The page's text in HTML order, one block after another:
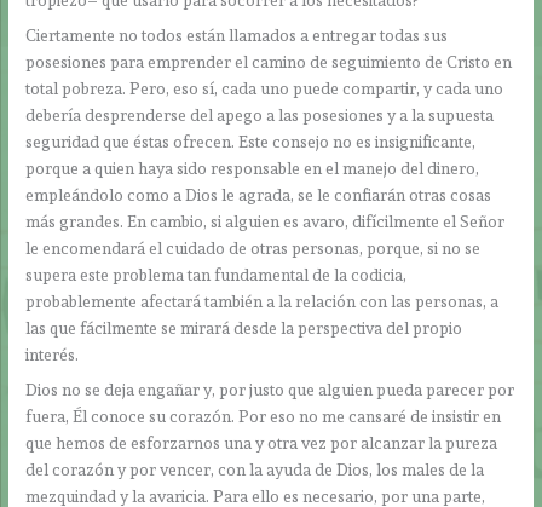
Ciertamente no todos están llamados a entregar todas sus
posesiones para emprender el camino de seguimiento de Cristo en
total pobreza. Pero, eso sí, cada uno puede compartir, y cada uno
debería desprenderse del apego a las posesiones y a la supuesta
seguridad que éstas ofrecen. Este consejo no es insignificante,
porque a quien haya sido responsable en el manejo del dinero,
empleándolo como a Dios le agrada, se le confiarán otras cosas
más grandes. En cambio, si alguien es avaro, difícilmente el Señor
le encomendará el cuidado de otras personas, porque, si no se
supera este problema tan fundamental de la codicia,
probablemente afectará también a la relación con las personas, a
las que fácilmente se mirará desde la perspectiva del propio
interés.
Dios no se deja engañar y, por justo que alguien pueda parecer por
fuera, Él conoce su corazón. Por eso no me cansaré de insistir en
que hemos de esforzarnos una y otra vez por alcanzar la pureza
del corazón y por vencer, con la ayuda de Dios, los males de la
mezquindad y la avaricia. Para ello es necesario, por una parte,